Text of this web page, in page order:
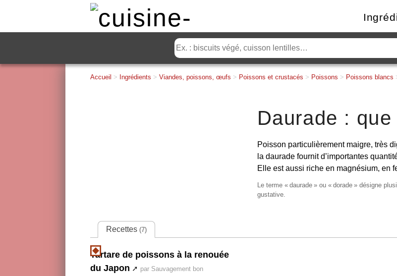
Accueil > Ingrédients > Viandes, poissons, œufs > Poissons et crustacés > Poissons > Poissons blancs
Daurade :
Poisson particulièrement maigre, très
la daurade fournit d’importantes
Elle est aussi riche en magnésium, en
Le terme « daurade » ou « dorade » désigne
gustative.
Recettes (7)
Tartare de poissons à la renouée
du Japon
par Sauvagement bon